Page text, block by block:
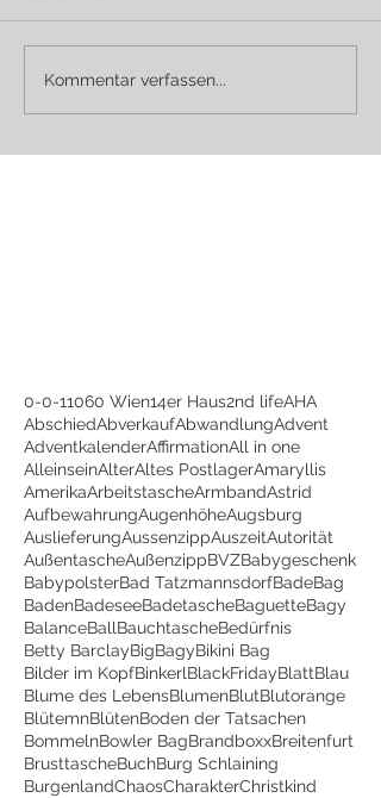
Kommentar verfassen...
0-0-11060 Wien14er Haus2nd lifeAHA
AbschiedAbverkaufAbwandlungAdvent
AdventkalenderAffirmationAll in one
AlleinseinAlterAltes PostlagerAmaryllis
AmerikaArbeitstascheArmbandAstrid
AufbewahrungAugenhöheAugsburg
AuslieferungAussenzippAuszeitAutorität
AußentascheAußenzippBVZBabygeschenk
BabypolsterBad TatzmannsdorfBadeBag
BadenBadeseeBadetascheBaguetteBagy
BalanceBallBauchtascheBedürfnis
Betty BarclayBigBagyBikini Bag
Bilder im KopfBinkerlBlackFridayBlattBlau
Blume des LebensBlumenBlutBlutorange
BlütemnBlütenBoden der Tatsachen
BommelnBowler BagBrandboxxBreitenfurt
BrusttascheBuchBurg Schlaining
BurgenlandChaosCharakterChristkind